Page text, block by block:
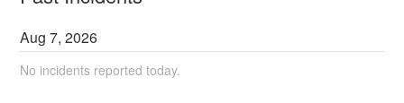
Aug7,2026
No incidents reported today.